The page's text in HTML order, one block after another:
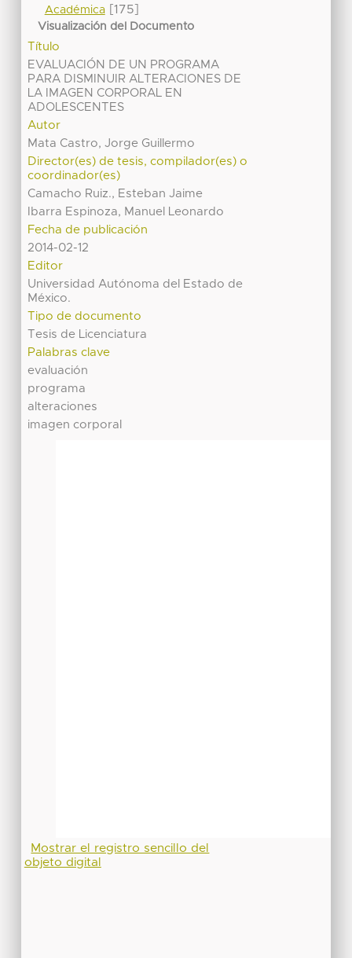
Académica[175]
Visualización del Documento
Título
EVALUACIÓN DE UN PROGRAMA
PARA DISMINUIR ALTERACIONES DE
LA IMAGEN CORPORAL EN
ADOLESCENTES
Autor
Mata Castro, Jorge Guillermo
Director(es) de tesis, compilador(es) o
coordinador(es)
Camacho Ruiz., Esteban Jaime
Ibarra Espinoza, Manuel Leonardo
Fecha de publicación
2014-02-12
Editor
Universidad Autónoma del Estado de
México.
Tipo de documento
Tesis de Licenciatura
Palabras clave
evaluación
programa
alteraciones
imagen corporal
Mostrar el registro sencillo del
objeto digital